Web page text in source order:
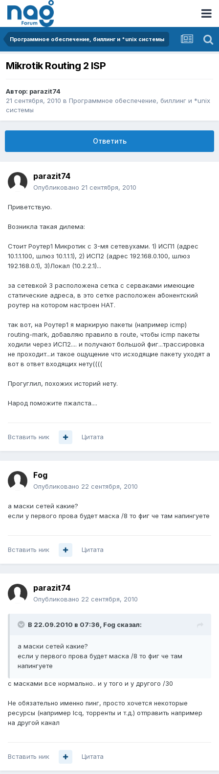
Программное обеспечение, биллинг и *unix системы
Mikrotik Routing 2 ISP
Автор: parazit74
21 сентября, 2010 в Программное обеспечение, биллинг и *unix
системы
Ответить
parazit74
Опубликовано 21 сентября, 2010
Приветствую.
Возникла такая дилема:
Стоит Роутер1 Микротик с 3-мя сетевухами. 1) ИСП1 (адрес
10.1.1.100, шлюз 10.1.1.1), 2) ИСП2 (адрес 192.168.0.100, шлюз
192.168.0.1), 3)Локал (10.2.2.1)...
за сетевкой 3 расположена сетка с серваками имеющие
статические адреса, в это сетке расположен абонентский
роутер на котором настроен НАТ.
так вот, на Роутер1 я маркирую пакеты (например icmp)
routing-mark, добавляю правило в route, чтобы icmp пакеты
ходили через ИСП2.... и получают большой фиг...трассировка
не проходит...и такое ощущение что исходящие пакету уходят а
вот в ответ входящих нету((((
Прогуглил, похожих историй нету.
Народ поможите пжалста....
Вставить ник Цитата
Fog
Опубликовано 22 сентября, 2010
а маски сетей какие?
если у первого прова будет маска /8 то фиг че там напингуете
Вставить ник Цитата
parazit74
Опубликовано 22 сентября, 2010
В 22.09.2010 в 07:36, Fog сказал:
а маски сетей какие?
если у первого прова будет маска /8 то фиг че там
напингуете
с масками все нормально.. и у того и у другого /30
Не обязательно именно пинг, просто хочется некоторые
ресурсы (например Icq, торренты и т.д.) отправить например
на другой канал
Вставить ник Цитата